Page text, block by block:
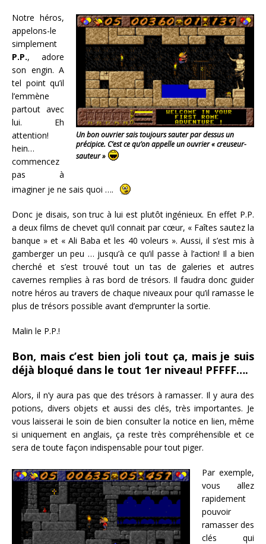
Un bon ouvrier sais toujours sauter par dessus un
précipice. C’est ce qu’on appelle un ouvrier « creuseur-
sauteur »
Notre héros,
appelons-le
simplement
P.P., adore
son engin. A
tel point qu’il
l’emmène
partout avec
lui. Eh
attention!
hein…
commencez
pas à
imaginer je ne sais quoi ….
Donc je disais, son truc à lui est plutôt ingénieux. En effet P.P.
a deux films de chevet qu’il connait par cœur, « Faîtes sautez la
banque » et « Ali Baba et les 40 voleurs ». Aussi, il s’est mis à
gamberger un peu … jusqu’à ce qu’il passe à l’action! Il a bien
cherché et s’est trouvé tout un tas de galeries et autres
cavernes remplies à ras bord de trésors. Il faudra donc guider
notre héros au travers de chaque niveaux pour qu’il ramasse le
plus de trésors possible avant d’emprunter la sortie.
Malin le P.P.!
Bon, mais c’est bien joli tout ça, mais je suis
déjà bloqué dans le tout 1er niveau! PFFFF….
Alors, il n’y aura pas que des trésors à ramasser. Il y aura des
potions, divers objets et aussi des clés, très importantes. Je
vous laisserai le soin de bien consulter la notice en lien, même
si uniquement en anglais, ça reste très compréhensible et ce
sera de toute façon indispensable pour tout piger.
Par exemple,
vous allez
rapidement
pouvoir
ramasser des
clés qui